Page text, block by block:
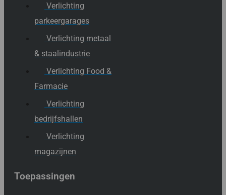
Verlichting
parkeergarages
Verlichting metaal
& staalindustrie
Verlichting Food &
Farmacie
Verlichting
bedrijfshallen
Verlichting
magazijnen
Toepassingen